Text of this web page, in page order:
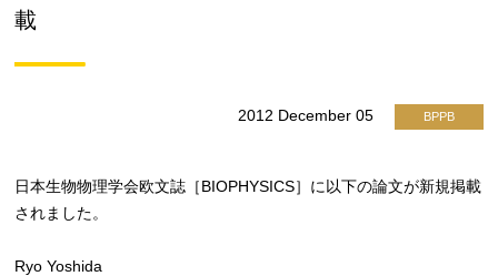
載
2012 December 05 BPPB
日本生物物理学会欧文誌［BIOPHYSICS］に以下の論文が新規掲載
されました。
Ryo Yoshida